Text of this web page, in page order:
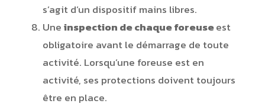
s’agit d’un dispositif mains libres.
Uneinspection de chaque foreuseest
obligatoire avant le démarrage de toute
activité. Lorsqu’une foreuse est en
activité, ses protections doivent toujours
être en place.